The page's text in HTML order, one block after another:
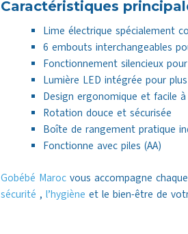
Caractéristiques
Lime électrique spécialement
6 embouts interchangeables
Fonctionnement silencieux
Lumière LED intégrée pour
Design ergonomique et facile
Rotation douce et sécurisée
Boîte de rangement pratique
Fonctionne avec piles (AA)
Gobébé Marocvous accompagne
sécurité , l’hygiène et le bien-être de